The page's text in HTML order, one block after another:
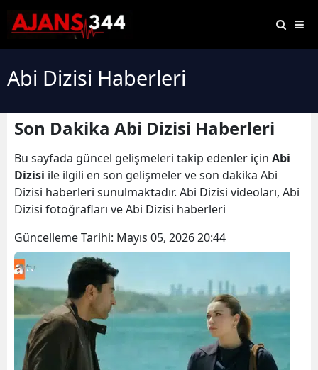
Abi Dizisi Haberleri
Son Dakika Abi Dizisi Haberleri
Bu sayfada güncel gelişmeleri takip edenler için Abi
Dizisi ile ilgili en son gelişmeler ve son dakika Abi
Dizisi haberleri sunulmaktadır. Abi Dizisi videoları, Abi
Dizisi fotoğrafları ve Abi Dizisi haberleri
Güncelleme Tarihi: Mayıs 05, 2026 20:44